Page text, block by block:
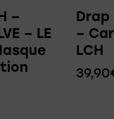
–
– LE
Drap
–
LCH
39,90